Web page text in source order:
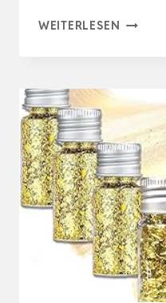
WEITERLESEN
GRAFIK
METALL
BLÄTTER
DEKOR
BLATT
FÜ…